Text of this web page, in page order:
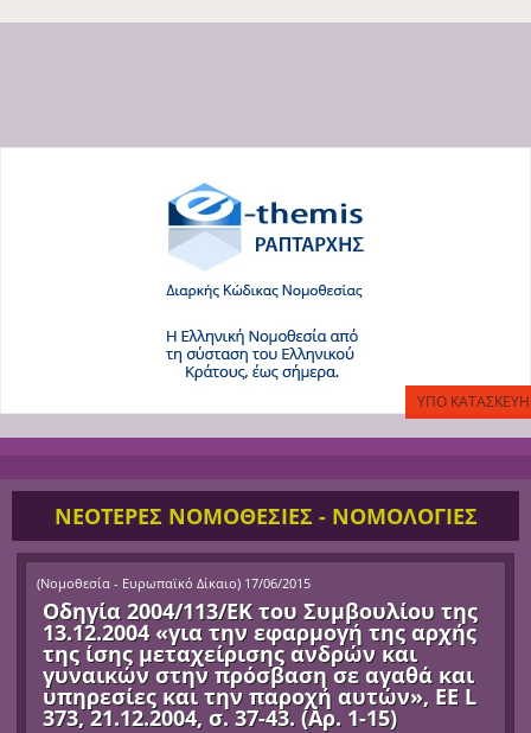
ΝΕΟΤΕΡΕΣ ΝΟΜΟΘΕΣΙΕΣ - ΝΟΜΟΛΟΓΙΕΣ
(Νομοθεσία - Ευρωπαϊκό Δίκαιο) 17/06/2015
Οδηγία 2004/113/ΕΚ του Συμβουλίου της
13.12.2004 «για την εφαρμογή της αρχής
της ίσης μεταχείρισης ανδρών και
γυναικών στην πρόσβαση σε αγαθά και
υπηρεσίες και την παροχή αυτών», ΕΕ L
373, 21.12.2004, σ. 37-43. (Αρ. 1-15)